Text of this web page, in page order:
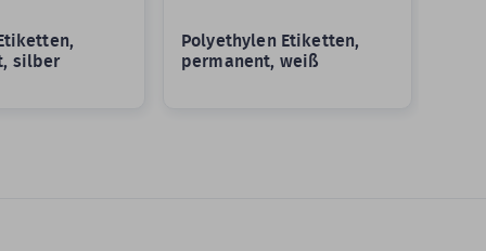
silber
Polyethylen Etiketten,
permanent, weiß